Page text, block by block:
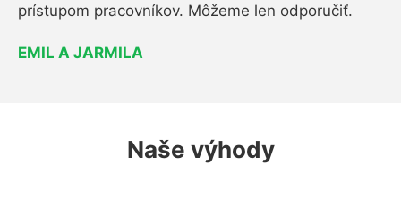
prístupom pracovníkov. Môžeme len odporučiť.
EMIL A JARMILA
Naše výhody